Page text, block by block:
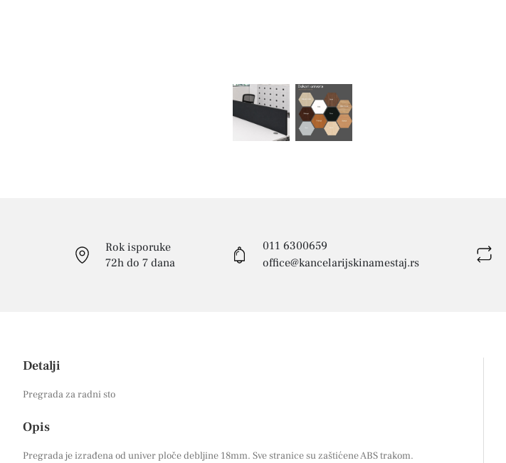
Rok isporuke
72h do 7 dana
011 6300659
office@kancelarijskinamestaj.rs
Detalji
Pregrada za radni sto
Opis
Pregrada je izrađena od univer ploče debljine 18mm. Sve stranice su zaštićene ABS trakom.